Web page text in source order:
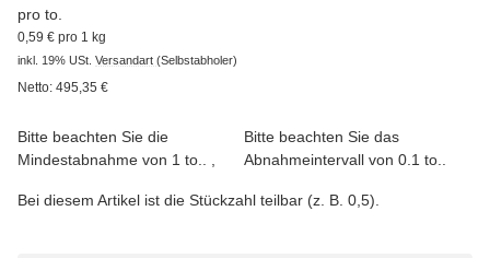
pro to.
0,59 € pro 1 kg
inkl. 19% USt. Versandart (Selbstabholer)
Netto: 495,35 €
Bitte beachten Sie die
Mindestabnahme von 1 to..
Bitte beachten Sie das
Abnahmeintervall von 0.1 to..
Bei diesem Artikel ist die Stückzahl teilbar (z. B. 0,5).